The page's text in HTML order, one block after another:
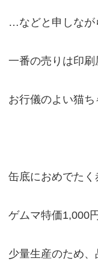
…などと申しなが
一番の売りは印
お行儀のよい猫ち
缶底におめでた
ゲムマ特価1,000
少量生産のため、